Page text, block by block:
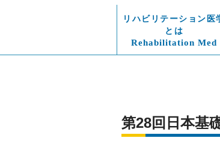
リハビリテーション医
とは
Rehabilitation Med
第28回日本基